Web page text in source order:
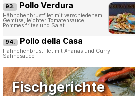
93. Pollo Verdura
Hähnchenbrustfilet mit verschiedenem
Gemüse, leichter Tomatensauce,
Pommes frites und Salat
94. Pollo della Casa
Hähnchenbrustfilet mit Ananas und Curry-
Sahnesauce
Fischgerichte